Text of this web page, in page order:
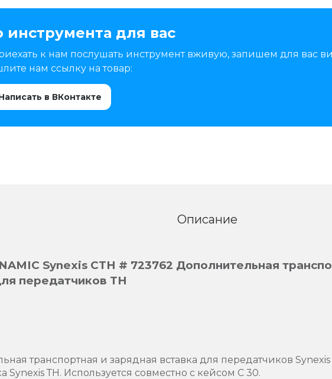
для вас
к нам послушать инструмент вживую, запишем для вас
нам ссылку на товар:
в ВКонтакте
Описание
Synexis CTH # 723762 Дополнительная
передатчиков ТН
транспортная и зарядная вставка для передатчиков Synexis
Synexis ТН. Используется совместно с кейcом С 30.